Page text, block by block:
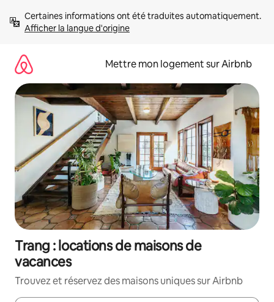
directement
Afficher la langue d'origine
Mettre mon logement sur Airbnb
Trang : locations de maisons de
vacances
Trouvez et réservez des maisons uniques sur Airbnb